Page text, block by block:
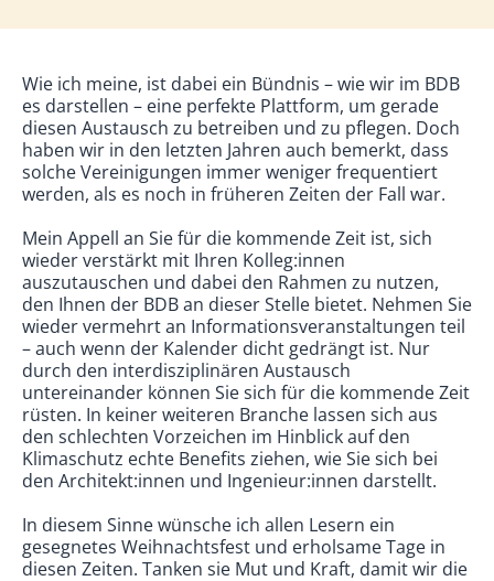
Wie ich meine, ist dabei ein Bündnis – wie wir im BDB
es darstellen – eine perfekte Plattform, um gerade
diesen Austausch zu betreiben und zu pflegen. Doch
haben wir in den letzten Jahren auch bemerkt, dass
solche Vereinigungen immer weniger frequentiert
werden, als es noch in früheren Zeiten der Fall war.
Mein Appell an Sie für die kommende Zeit ist, sich
wieder verstärkt mit Ihren Kolleg:innen
auszutauschen und dabei den Rahmen zu nutzen,
den Ihnen der BDB an dieser Stelle bietet. Nehmen Sie
wieder vermehrt an Informationsveranstaltungen teil
– auch wenn der Kalender dicht gedrängt ist. Nur
durch den interdisziplinären Austausch
untereinander können Sie sich für die kommende Zeit
rüsten. In keiner weiteren Branche lassen sich aus
den schlechten Vorzeichen im Hinblick auf den
Klimaschutz echte Benefits ziehen, wie Sie sich bei
den Architekt:innen und Ingenieur:innen darstellt.
In diesem Sinne wünsche ich allen Lesern ein
gesegnetes Weihnachtsfest und erholsame Tage in
diesen Zeiten. Tanken sie Mut und Kraft, damit wir die